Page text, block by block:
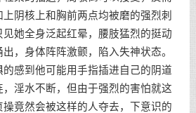
阴核上和胸前两点均被磨的强烈刺
她全身泛起红晕，腰肢猛烈的挺动
，身体阵阵激颤，陷入失神状态。
感到他可能用手指插进自己的阴道
淫水不断，但由于强烈的害怕就这
竟然会被这样的人夺去，下意识的